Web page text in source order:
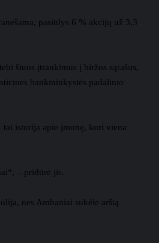
pasiūlys 6 % akcijų už 3,3
šiuos įtraukimus į biržos sąrašus,
bankininkystės padalinio
istorija apie įmonę, kuri viena
– pridūrė jis.
nes Ambaniai sukėlė aršią